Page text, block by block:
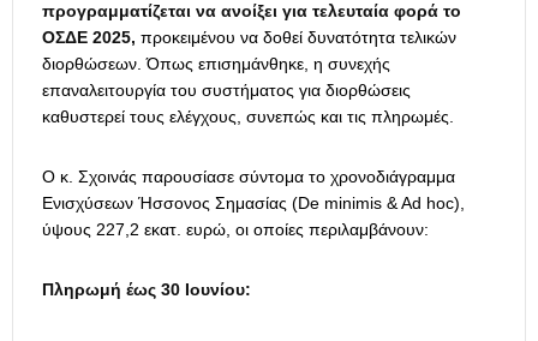
προγραμματίζεται να ανοίξει για τελευταία φορά το
ΟΣΔΕ 2025, προκειμένου να δοθεί δυνατότητα τελικών
διορθώσεων. Όπως επισημάνθηκε, η συνεχής
επαναλειτουργία του συστήματος για διορθώσεις
καθυστερεί τους ελέγχους, συνεπώς και τις πληρωμές.
Ο κ. Σχοινάς παρουσίασε σύντομα το χρονοδιάγραμμα
Ενισχύσεων Ήσσονος Σημασίας (De minimis & Ad hoc),
ύψους 227,2 εκατ. ευρώ, οι οποίες περιλαμβάνουν:
Πληρωμή έως 30 Ιουνίου: